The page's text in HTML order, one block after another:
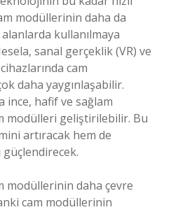
modüllerinin daha da
kullanılmaya
sanal gerçeklik (VR) ve
cam
daha yaygınlaşabilir.
ince, hafif ve sağlam
modülleri geliştirilebilir. Bu
artıracak hem de
güçlendirecek.
modüllerinin daha çevre
cam modüllerinin